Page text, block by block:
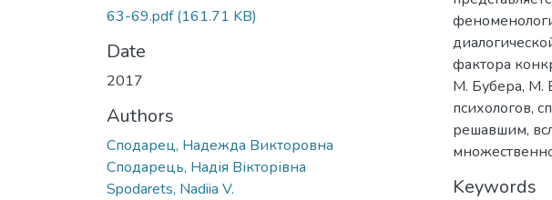
63-69.pdf(161.71 KB)
Date
2017
Authors
Сподарец, Надежда Викторовна
Сподарець, Надія Вікторівна
Spodarets, Nadiia V.
фактора
М. Бубера, М.
психологов,
решавшим,
Keywords